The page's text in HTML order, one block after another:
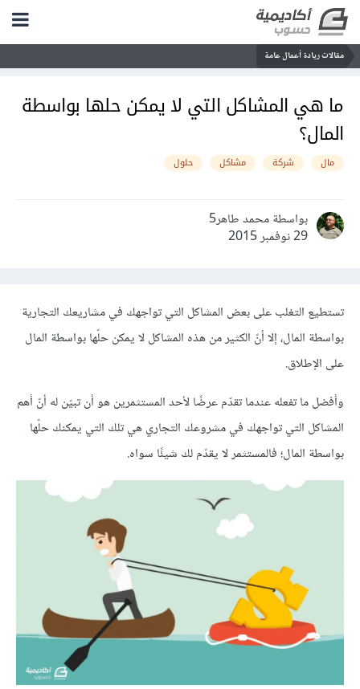
مقالات ريادة أعمال عامة
ما هي المشاكل التي لا يمكن حلها بواسطة
المال؟
مال شركة مشاكل حلول
بواسطة محمد طاهر5
29 نوفمبر 2015
تستطيع التغلب على بعض المشاكل التي تواجهك في مشاريعك التجارية
بواسطة المال، إلا أنّ الكثير من هذه المشاكل لا يمكن حلّها بواسطة المال
على الإطلاق.
وأفضل ما تفعله عندما تقدّم عرضًا ﻷحد المستثمرين هو أن تبيّن له أنّ أهم
المشاكل التي تواجهك في مشروعك التجاري هي تلك التي يمكنك حلّها
بواسطة المال؛ فالمستثمر لا يقدّم لك شيئًا سواه.